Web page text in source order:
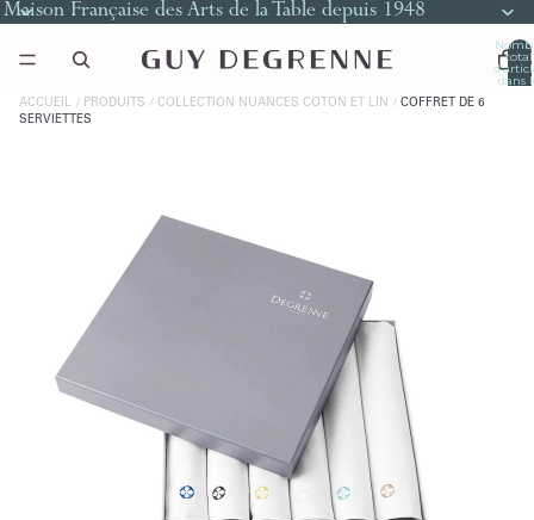
Maison Française des Arts de la Table depuis 1948
total
dans
ACCUEIL PRODUITS COLLECTION NUANCES COTON ET LIN
COFFRET DE 6
SERVIETTES